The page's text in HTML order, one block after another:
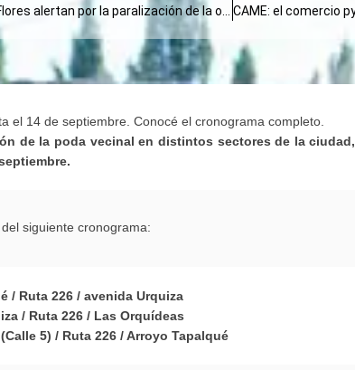
el 14 de septiembre. Conocé el cronograma completo.
de la poda vecinal en distintos sectores de la ciudad,
siguiente cronograma:
/ Ruta 226 / avenida Urquiza
/ Ruta 226 / Las Orquídeas
5) / Ruta 226 / Arroyo Tapalqué